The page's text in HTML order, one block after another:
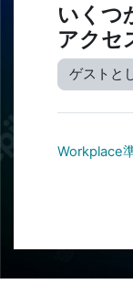
いくつ
アクセ
ゲストと
Workplace